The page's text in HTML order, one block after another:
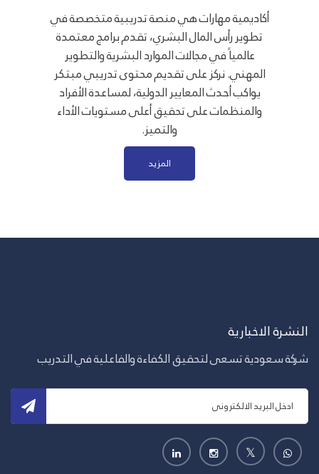
أكاديمية مهارات هي منصة تدريبية متخصصة في
تطوير رأس المال البشري، تقدم برامج معتمدة
عالمياً في مجالات الموارد البشرية والتطوير
المهني. نركز على تقديم محتوى تدريبي مبتكر
يواكب أحدث المعايير الدولية، لمساعدة الأفراد
والمنظمات على تحقيق أعلى مستويات الأداء
والتميز.
المزيد
النشرة الاخبارية
شركة سعودية تسعى لتحقيق الكفاءة والفاعلية في التدريب